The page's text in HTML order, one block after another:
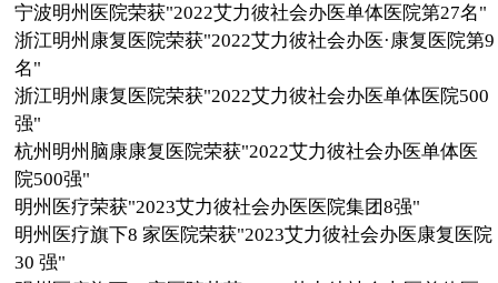
宁波明州医院荣获"2022艾力彼社会办医单体医院第27名"
浙江明州康复医院荣获"2022艾力彼社会办医·康复医院第9
名"
浙江明州康复医院荣获"2022艾力彼社会办医单体医院500
强"
杭州明州脑康康复医院荣获"2022艾力彼社会办医单体医
院500强"
明州医疗荣获"2023艾力彼社会办医医院集团8强"
明州医疗旗下8 家医院荣获"2023艾力彼社会办医康复医院
30 强"